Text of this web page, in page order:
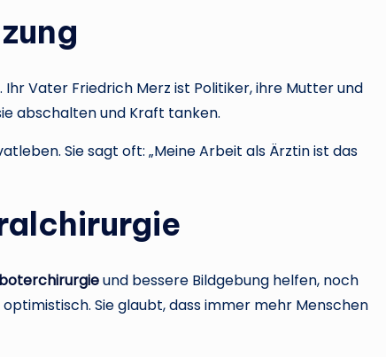
Ihr Vater Friedrich Merz ist Politiker, ihre Mutter und
abschalten und Kraft tanken.
Sie sagt oft: „Meine Arbeit als Ärztin ist das
und bessere Bildgebung helfen, noch
optimistisch. Sie glaubt, dass immer mehr Menschen